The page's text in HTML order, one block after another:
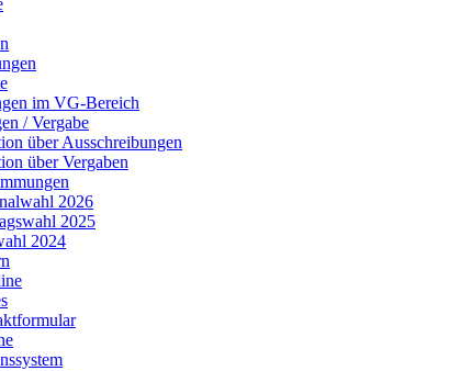
im VG-Bereich
/ Vergabe
über Ausschreibungen
über Vergaben
2026
2025
2024